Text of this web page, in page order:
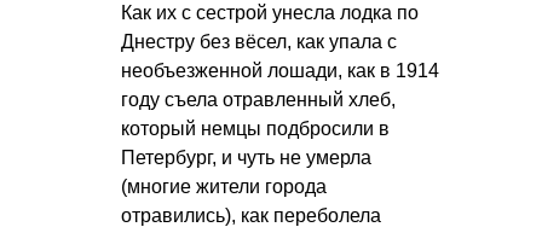
Как их с сестрой унесла лодка по
Днестру без вёсел, как упала с
необъезженной лошади, как в 1914
году съела отравленный хлеб,
который немцы подбросили в
Петербург, и чуть не умерла
(многие жители города
отравились), как переболела